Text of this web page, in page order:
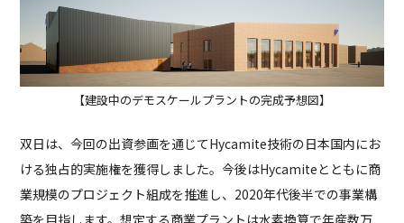
【建設中のデモスケールプラントの完成予想図】
双日は、今回の出資参画を通じてHycamite技術の日本国内にお
ける独占的実施権を獲得しました。今後はHycamiteとともに商
業規模のプロジェクト組成を推進し、2020年代後半での事業構
築を目指します。想定する商業プラントは水素換算で年産数万